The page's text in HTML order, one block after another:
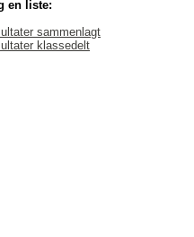
en liste:
sammenlagt
klassedelt